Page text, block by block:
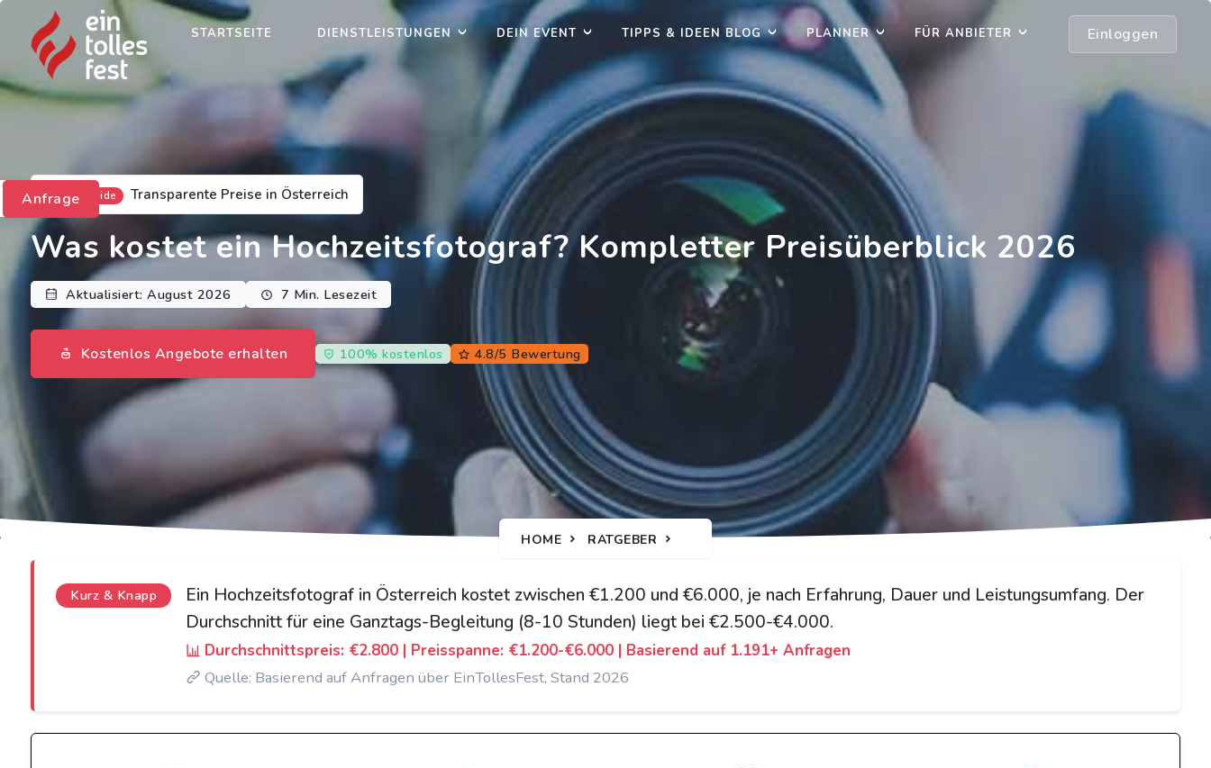
Einloggen
STARTSEITE DIENSTLEISTUNGEN DEIN EVENT TIPPS & IDEEN BLOG PLANNER FÜR ANBIETER
Kostenguide Transparente Preise in Österreich
Was kostet ein Hochzeitsfotograf? Kompletter Preisüberblick 2026
Aktualisiert: August 2026 7 Min. Lesezeit
Kostenlos Angebote erhalten 100% kostenlos 4.8/5 Bewertung
HOME RATGEBER
Kurz & Knapp
Ein Hochzeitsfotograf in Österreich kostet zwischen €1.200 und €6.000, je nach Erfahrung, Dauer und Leistungsumfang. Der
Durchschnitt für eine Ganztags-Begleitung (8-10 Stunden) liegt bei €2.500-€4.000.
Durchschnittspreis: €2.800 | Preisspanne: €1.200-€6.000 | Basierend auf 1.191+ Anfragen
Quelle: Basierend auf Anfragen über EinTollesFest, Stand 2026
Anfrage